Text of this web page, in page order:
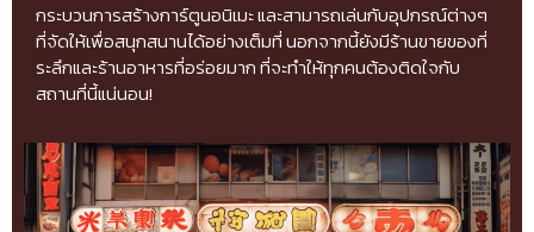
กระบวนการสร้างการ์ตูนอนิเมะ และสามารถเล่นกับอุปกรณ์ต่างๆ
ที่จัดให้เพื่อสนุกสนานได้อย่างเต็มที่ นอกจากนี้ยังมีร้านขายของที่
ระลึกและร้านอาหารที่อร่อยมาก ที่จะทำให้ทุกคนต้องติดใจกับ
สถานที่นี้แน่นอน!